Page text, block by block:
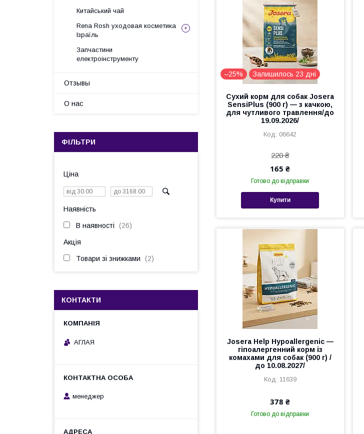
–25% Залишилось 23 дні
Сухий корм для собак Josera
SensiPlus (900 г) — з качкою,
для чутливого травлення/до
19.09.2026/
06642
220 ₴
165 ₴
Готово до відправки
Купити
Josera Help Hypoallergenic —
гіпоалергенний корм із
комахами для собак (900 г) /
до 10.08.2027/
11639
378 ₴
Готово до відправки
Китайський чай
Rena Rosh уходовая косметика
Ізраїль
Запчастини
електроінструменту
Отзывы
О нас
ФІЛЬТРИ
Ціна
Наявність
В наявності 26
Акція
Товари зі знижками 2
КОНТАКТИ
АГЛАЯ
менеджер